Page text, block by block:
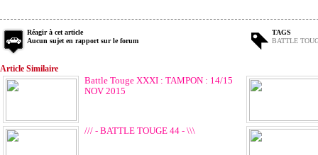
Réagir à cet article
Aucun sujet en rapport sur le forum
TAGS
BATTLE
Article Similaire
Battle Touge XXXI : TAMPON : 14/15
NOV 2015
/// - BATTLE TOUGE 44 - \\\